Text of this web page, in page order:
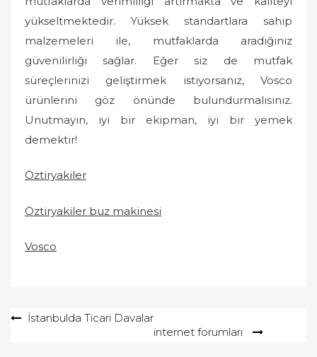
yükseltmektedir. Yüksek standartlara sahip
malzemeleri ile, mutfaklarda aradığınız
güvenilirliği sağlar. Eğer siz de mutfak
süreçlerinizi geliştirmek istiyorsanız, Vosco
ürünlerini göz önünde bulundurmalısınız.
Unutmayın, iyi bir ekipman, iyi bir yemek
demektir!
Öztiryakiler
Öztiryakiler buz makinesi
Vosco
Yazıİstanbulda Ticari Davalar
internet forumları